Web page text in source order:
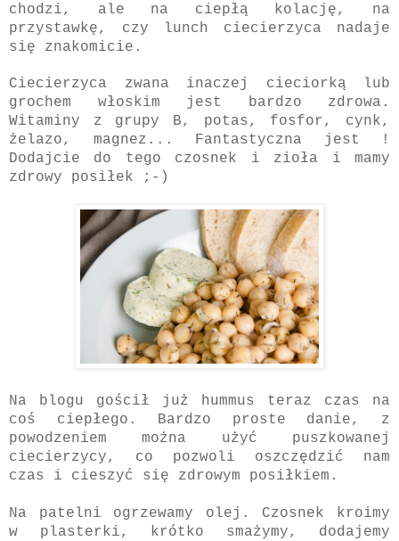
chodzi, ale na ciepłą kolację, na
przystawkę, czy lunch ciecierzyca nadaje
się znakomicie.
Ciecierzyca zwana inaczej cieciorką lub
grochem włoskim jest bardzo zdrowa.
Witaminy z grupy B, potas, fosfor, cynk,
żelazo, magnez... Fantastyczna jest !
Dodajcie do tego czosnek i zioła i mamy
zdrowy posiłek ;-)
Na blogu gościł już hummus teraz czas na
coś ciepłego. Bardzo proste danie, z
powodzeniem można użyć puszkowanej
ciecierzycy, co pozwoli oszczędzić nam
czas i cieszyć się zdrowym posiłkiem.
Na patelni ogrzewamy olej. Czosnek kroimy
w plasterki, krótko smażymy, dodajemy